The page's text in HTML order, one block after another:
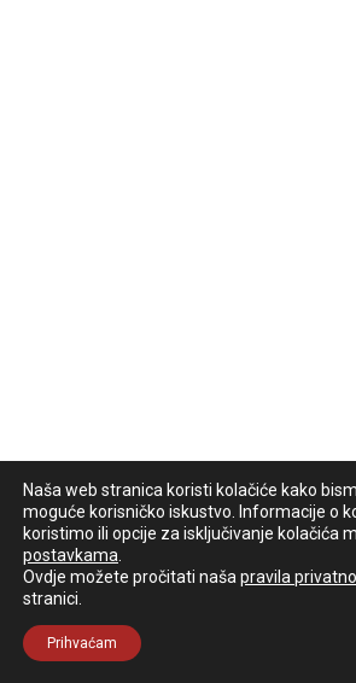
Naša web stranica koristi kolačiće kako
moguće korisničko iskustvo. Informacije o
koristimo ili opcije za isključivanje kolačića
postavkama
Ovdje možete pročitati naša pravila
stranici.
Prihvaćam